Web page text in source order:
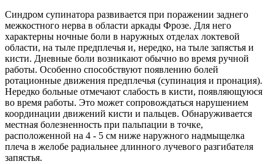
Синдром супинатора развивается при поражении заднего
межкостного нерва в области аркады Фрозе. Для него
характерны ночные боли в наружных отделах локтевой
области, на тыле предплечья и, нередко, на тыле запястья и
кисти. Дневные боли возникают обычно во время ручной
работы. Особенно способствуют появлению болей
ротационные движения предплечья (супинация и пронация).
Нередко больные отмечают слабость в кисти, появляющуюся
во время работы. Это может сопровождаться нарушением
координации движений кисти и пальцев. Обнаруживается
местная болезненность при пальпации в точке,
расположенной на 4 - 5 см ниже наружного надмыщелка
плеча в желобе радиальнее длинного лучевого разгибателя
запястья.